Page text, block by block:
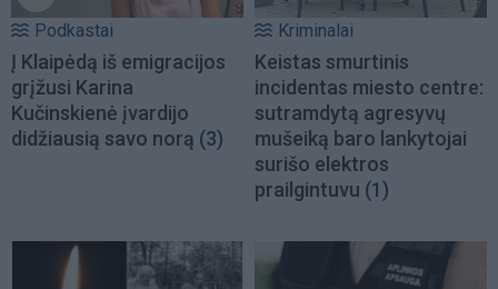
Podkastai
Į Klaipėdą iš emigracijos
grįžusi Karina
Kučinskienė įvardijo
didžiausią savo norą (3)
Kriminalai
Keistas smurtinis
incidentas miesto centre:
sutramdytą agresyvų
mušeiką baro lankytojai
surišo elektros
prailgintuvu (1)